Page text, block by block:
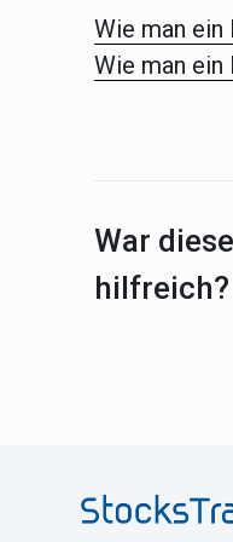
Wie man
Wie man
War
hilfreich?